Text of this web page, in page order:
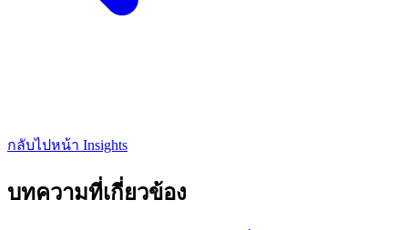
กลับไปหน้า Insights
บทความที่เกี่ยวข้อง